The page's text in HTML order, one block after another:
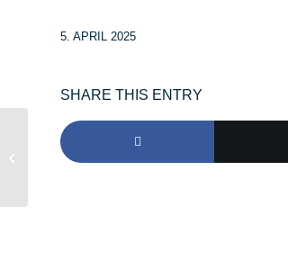
5. APRIL 2025
SHARE THIS ENTRY
Ölspur